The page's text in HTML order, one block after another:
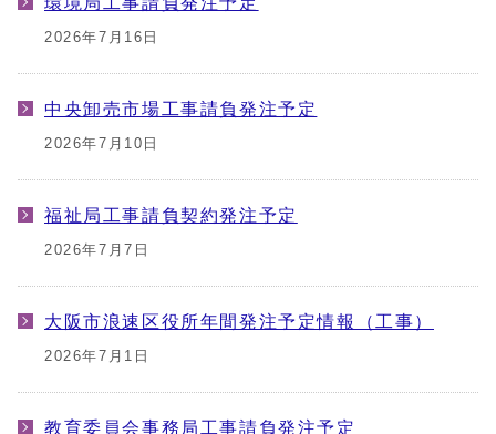
2026年7月16日
中央卸売市場工事請負発注予定
2026年7月10日
福祉局工事請負契約発注予定
2026年7月7日
大阪市浪速区役所年間発注予定情報（工事）
2026年7月1日
教育委員会事務局工事請負発注予定